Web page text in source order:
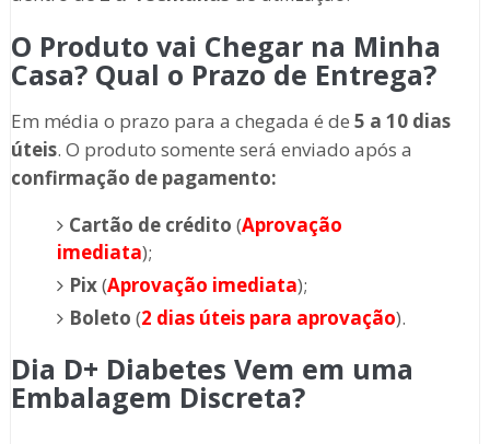
O Produto vai Chegar na Minha
Casa? Qual o Prazo de Entrega?
Em média o prazo para a chegada é de 5 a 10 dias
úteis. O produto somente será enviado após a
confirmação de pagamento:
Cartão de crédito (Aprovação
imediata);
Pix(Aprovação imediata);
Boleto (2 dias úteis para aprovação).
Dia D+ Diabetes Vem em uma
Embalagem Discreta?